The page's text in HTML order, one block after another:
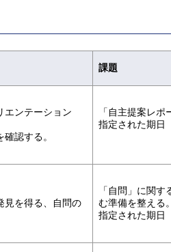
課題
エンテーション
認する。
「自主提案レ
指定された期日
見を得る、自問の
「自問」に関
む準備を整える。
指定された期日